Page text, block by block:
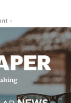
-